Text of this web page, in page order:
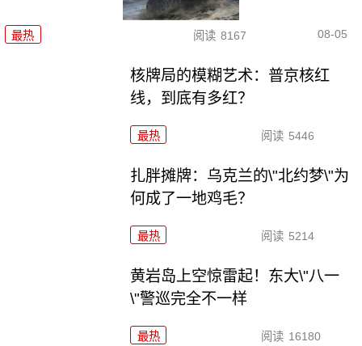
最热 阅读 8167 08-05
核牌局的模糊艺术：普京核红
线，到底有多红？
最热 阅读 5446
扎胖摊牌：乌克兰的\"北约梦\"为
何成了一地鸡毛？
最热 阅读 5214
黄岩岛上空惊雷起！东大\"八一
\"警巡完全不一样
最热 阅读 16180